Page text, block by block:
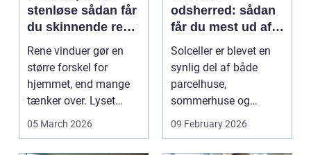
stenløse sådan får
du skinnende rene
ruder året rundt
Rene vinduer gør en
større forskel for
hjemmet, end mange
tænker over. Lyset
falder anderledes ind,
05 March 2026
odsherred: sådan
får du mest ud af
solen
Solceller er blevet en
synlig del af både
parcelhuse,
sommerhuse og
mindre erhverv i
Odsherred. Mang...
09 February 2026